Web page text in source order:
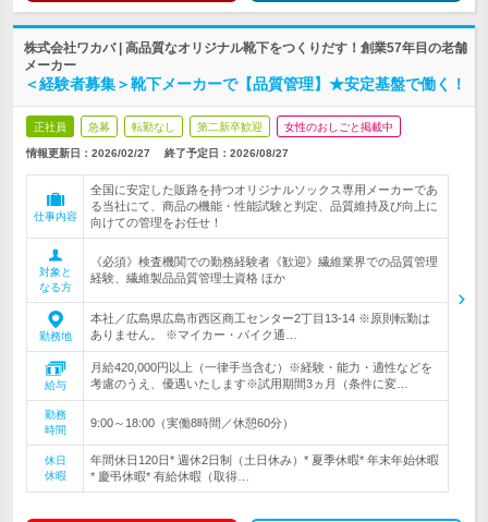
株式会社ワカバ | 高品質なオリジナル靴下をつくりだす！創業57年目の老舗
メーカー
＜経験者募集＞靴下メーカーで【品質管理】★安定基盤で働く！
正社員 急募 転勤なし 第二新卒歓迎 女性のおしごと掲載中
情報更新日：2026/02/27 終了予定日： 2026/08/27
仕事内容
全国に安定した販路を持つオリジナルソックス専用メーカーであ
る当社にて、商品の機能・性能試験と判定、品質維持及び向上に
向けての管理をお任せ！
対象と
なる方
《必須》検査機関での勤務経験者《歓迎》繊維業界での品質管理
経験、繊維製品品質管理士資格 ほか
勤務地
本社／広島県広島市西区商工センター2丁目13-14 ※原則転勤は
ありません。 ※マイカー・バイク通…
給与
月給420,000円以上（一律手当含む）※経験・能力・適性などを
考慮のうえ、優遇いたします※試用期間3ヵ月（条件に変…
勤務
時間
9:00～18:00（実働8時間／休憩60分）
休日
休暇
年間休日120日* 週休2日制（土日休み）* 夏季休暇* 年末年始休暇
* 慶弔休暇* 有給休暇（取得…